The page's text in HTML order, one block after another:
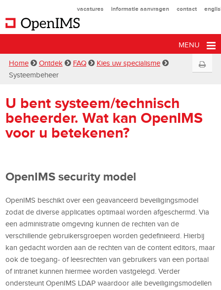
vacatures informatie aanvragen contact
MENU
Home Ontdek FAQ
Kies uw specialisme
Systeembeheer
U bent systeem/technisch
beheerder. Wat kan OpenIMS
voor u betekenen?
OpenIMS security model
OpenIMS beschikt over een geavanceerd beveiligingsmodel
zodat de diverse applicaties optimaal worden afgeschermd. Via
een administratie omgeving kunnen de rechten van de
verschillende gebruikersgroepen worden gedefinieerd. Hierbij
kan gedacht worden aan de rechten van de content editors, maar
ook de toegang- of leesrechten van gebruikers van een portaal
of intranet kunnen hiermee worden vastgelegd. Verder
ondersteunt OpenIMS LDAP waardoor alle beveiligingsmodellen